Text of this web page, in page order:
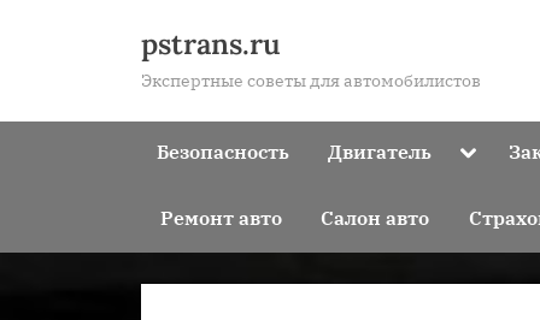
pstrans.ru
Экспертные советы для автомобилистов
Безопасность Двигатель Toggle
Ремонт авто Салон авто